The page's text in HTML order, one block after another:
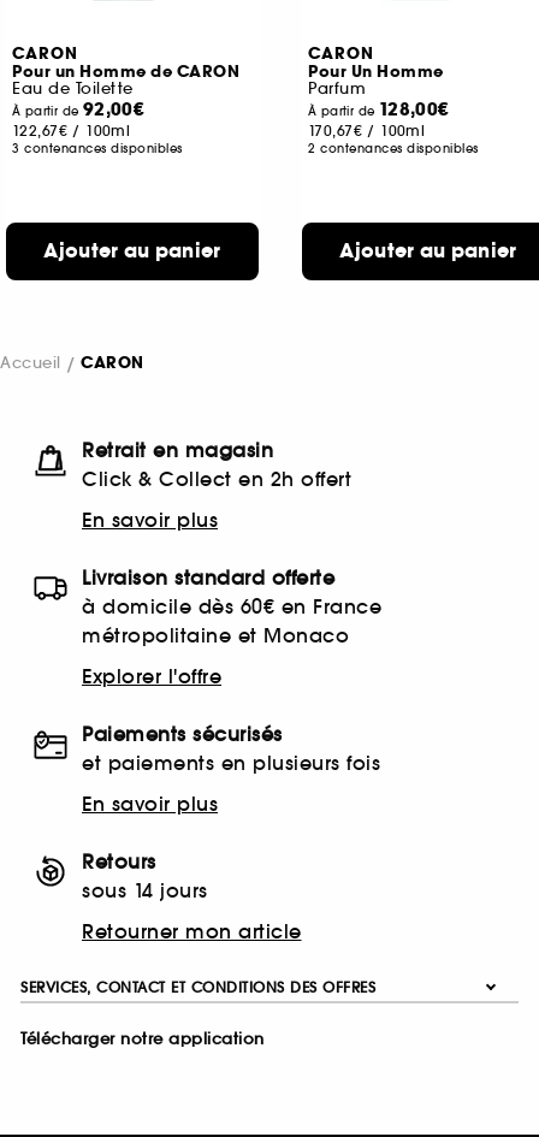
CARON
Pour un Homme de CARON
Eau de Toilette
À partir de 92,00€
122,67€ / 100ml
3 contenances disponibles
Ajouter au panier
CARON
Pour Un Homme
Parfum
À partir de 128,00€
170,67€ / 100ml
2 contenances disponibles
Ajouter au panier
Accueil CARON
Retrait en magasin
Click & Collect en 2h offert
En savoir plus
Livraison standard offerte
à domicile dès 60€ en France
métropolitaine et Monaco
Explorer l'offre
Paiements sécurisés
et paiements en plusieurs fois
En savoir plus
Retours
sous 14 jours
Retourner mon article
SERVICES, CONTACT ET CONDITIONS DES OFFRES
Télécharger notre application